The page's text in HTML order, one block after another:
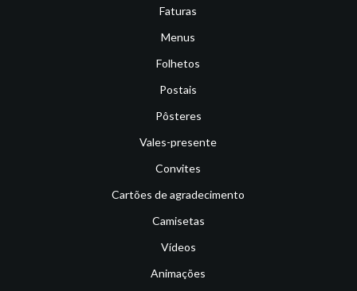
Faturas
Menus
Folhetos
Postais
Pôsteres
Vales-presente
Convites
Cartões de agradecimento
Camisetas
Vídeos
Animações